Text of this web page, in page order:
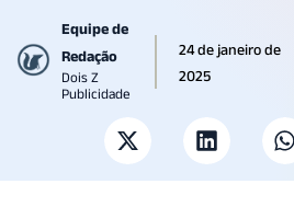
Equipe de
Redação
Dois Z
Publicidade
24 de janeiro de
2025